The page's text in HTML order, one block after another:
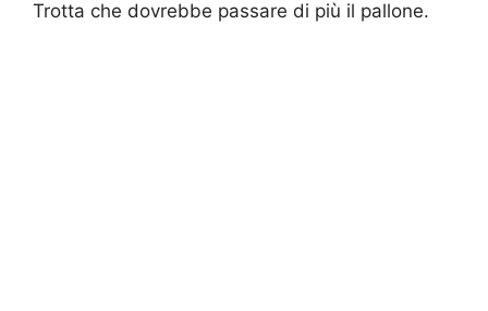
Trotta che dovrebbe passare di più il pallone.